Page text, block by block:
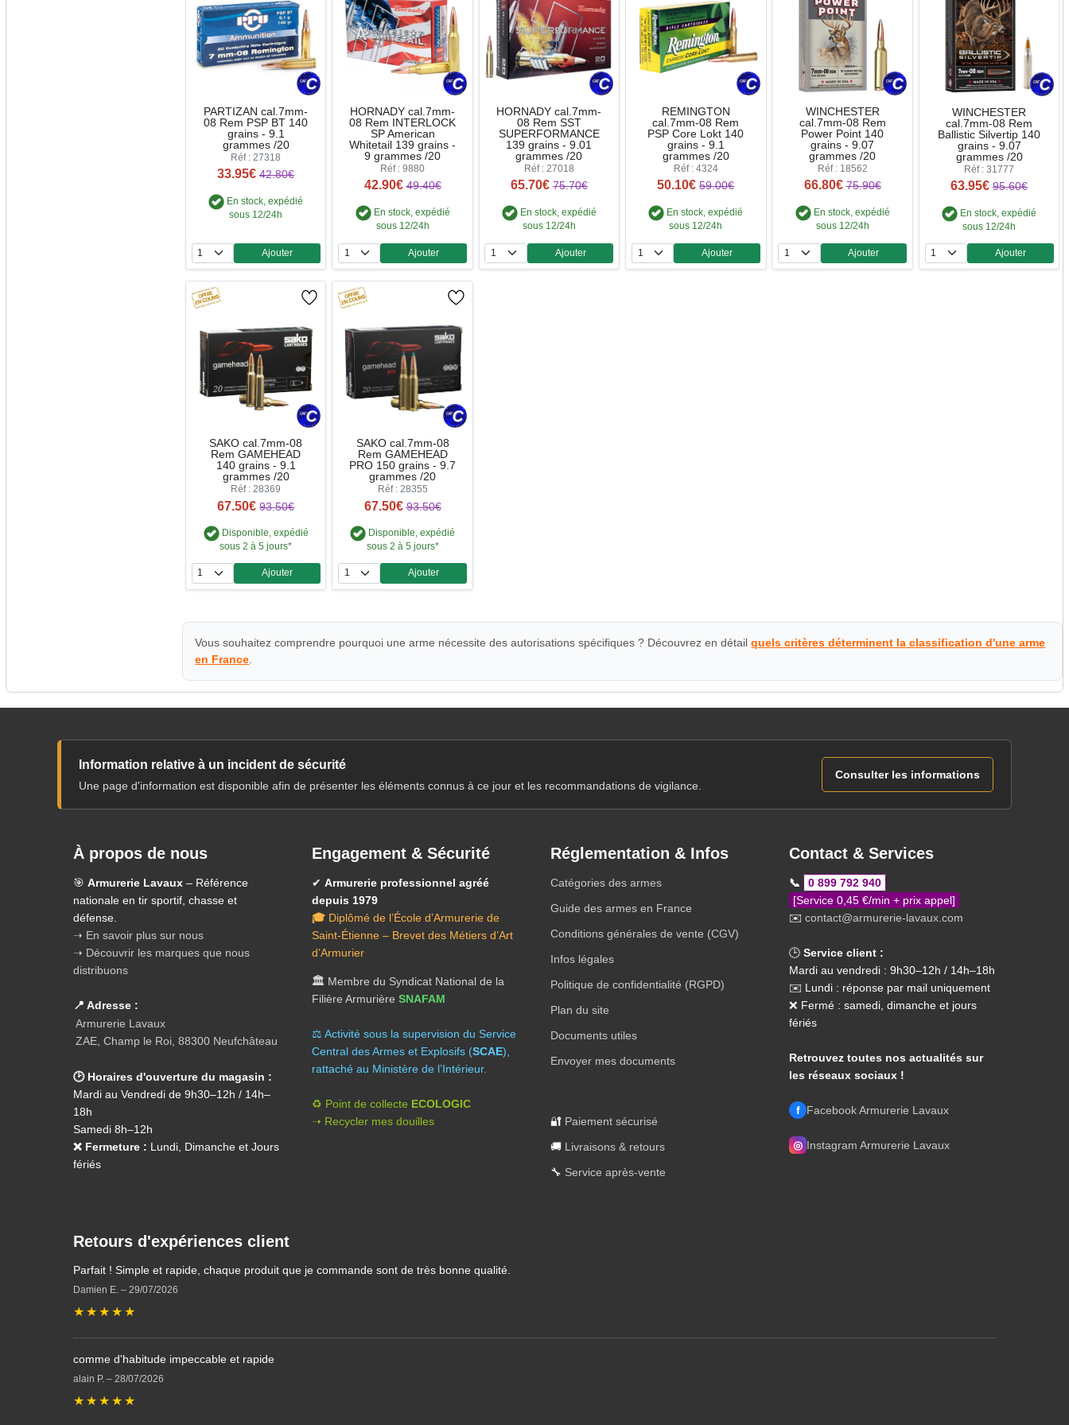
PARTIZAN cal.7mm-
08 Rem PSP BT 140
grains - 9.1
grammes /20
Réf : 27318
33.95€ 42.80€
En stock, expédié
sous 12/24h
Quantité
Ajouter
HORNADY cal.7mm-
08 Rem INTERLOCK
SP American
Whitetail 139 grains -
9 grammes /20
Réf : 9880
42.90€ 49.40€
En stock, expédié
sous 12/24h
Quantité
Ajouter
HORNADY cal.7mm-
08 Rem SST
SUPERFORMANCE
139 grains - 9.01
grammes /20
Réf : 27018
65.70€ 75.70€
En stock, expédié
sous 12/24h
Quantité
Ajouter
REMINGTON
cal.7mm-08 Rem
PSP Core Lokt 140
grains - 9.1
grammes /20
Réf : 4324
50.10€ 59.00€
En stock, expédié
sous 12/24h
Quantité
Ajouter
WINCHESTER
cal.7mm-08 Rem
Power Point 140
grains - 9.07
grammes /20
Réf : 18562
66.80€ 75.90€
En stock, expédié
sous 12/24h
Quantité
Ajouter
WINCHESTER
cal.7mm-08 Rem
Ballistic Silvertip 140
grains - 9.07
grammes /20
Réf : 31777
63.95€ 95.60€
En stock, expédié
sous 12/24h
Quantité
Ajouter
SAKO cal.7mm-08
Rem GAMEHEAD
140 grains - 9.1
grammes /20
Réf : 28369
67.50€ 93.50€
Disponible, expédié
sous 2 à 5 jours*
Quantité
Ajouter
SAKO cal.7mm-08
Rem GAMEHEAD
PRO 150 grains - 9.7
grammes /20
Réf : 28355
67.50€ 93.50€
Disponible, expédié
sous 2 à 5 jours*
Quantité
Ajouter
Vous souhaitez comprendre pourquoi une arme nécessite des autorisations spécifiques ? Découvrez en détailquels critères déterminent la classification d'une arme
en France
Information relative à un incident de sécurité
Une page d'information est disponible afin de présenter les éléments connus à ce jour et les recommandations de vigilance.
Consulter les informations
À propos de nous
🎯 Armurerie Lavaux – Référence
nationale en tir sportif, chasse et
défense.
➝ En savoir plus sur nous
➝ Découvrir les marques que nous
distribuons
📍 Adresse :
Armurerie Lavaux
ZAE, Champ le Roi, 88300 Neufchâteau
🕑 Horaires d'ouverture du magasin :
Mardi au Vendredi de 9h30–12h / 14h–
18h
Samedi 8h–12h
❌ Fermeture : Lundi, Dimanche et Jours
fériés
Engagement & Sécurité
✔ Armurerie professionnel agréé
depuis 1979
🎓 Diplômé de l’École d’Armurerie de
Saint-Étienne – Brevet des Métiers d’Art
d’Armurier
🏛️ Membre du Syndicat National de la
Filière Armurière SNAFAM
⚖️ Activité sous la supervision du Service
Central des Armes et Explosifs (SCAE),
rattaché au Ministère de l’Intérieur.
♻️ Point de collecte ECOLOGIC
➝ Recycler mes douilles
Réglementation & Infos
Catégories des armes
Guide des armes en France
Conditions générales de vente (CGV)
Infos légales
Politique de confidentialité (RGPD)
Plan du site
Documents utiles
Envoyer mes documents
🔐 Paiement sécurisé
🚚 Livraisons & retours
🔧 Service après-vente
Contact & Services
📞
0 899 792 940
[Service 0,45 €/min + prix appel]
✉️ contact@armurerie-lavaux.com
🕒 Service client :
Mardi au vendredi : 9h30–12h / 14h–18h
✉️ Lundi : réponse par mail uniquement
❌ Fermé : samedi, dimanche et jours
fériés
Retrouvez toutes nos actualités sur
les réseaux sociaux !
f Facebook Armurerie Lavaux
◎ Instagram Armurerie Lavaux
Retours d'expériences client
Parfait ! Simple et rapide, chaque produit que je commande sont de très bonne qualité.
Damien E. – 29/07/2026
★ ★ ★ ★ ★
comme d'habitude impeccable et rapide
alain P. – 28/07/2026
★ ★ ★ ★ ★